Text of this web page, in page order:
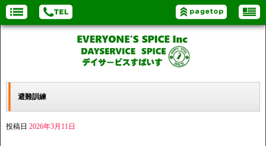
避難訓練
投稿日 2026年3月11日